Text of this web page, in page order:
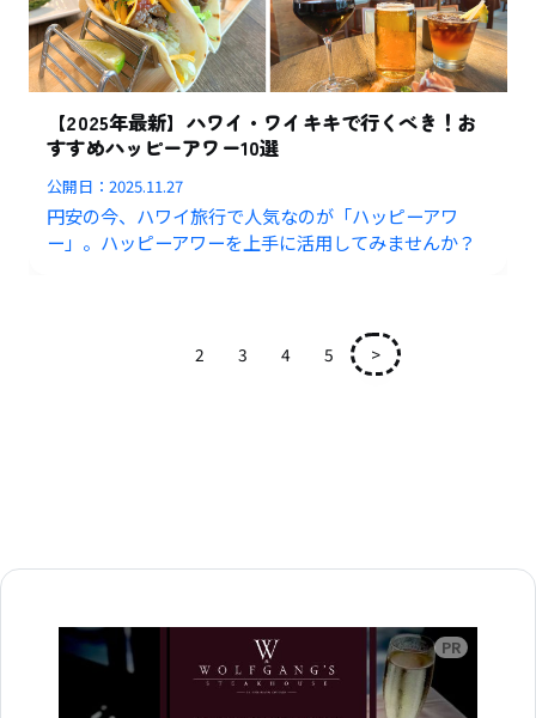
【2025年最新】ハワイ・ワイキキで行くべき！お
すすめハッピーアワー10選
公開日：2025.11.27
円安の今、ハワイ旅行で人気なのが「ハッピーアワ
ー」。ハッピーアワーを上手に活用してみませんか？
2 3 4 5 >
広告